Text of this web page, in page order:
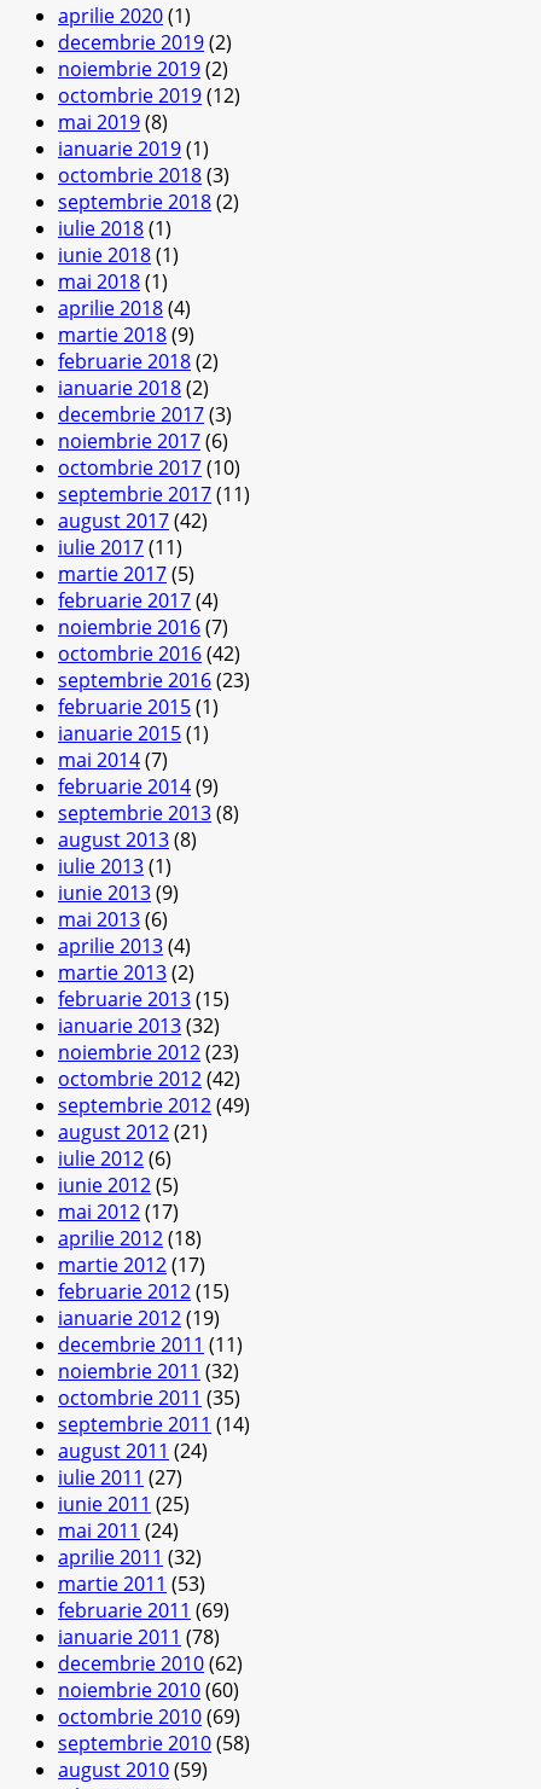
aprilie 2020(1)
decembrie 2019(2)
noiembrie 2019(2)
octombrie 2019(12)
mai 2019(8)
ianuarie 2019(1)
octombrie 2018(3)
septembrie 2018(2)
iulie 2018(1)
iunie 2018(1)
mai 2018(1)
aprilie 2018(4)
martie 2018(9)
februarie 2018(2)
ianuarie 2018(2)
decembrie 2017(3)
noiembrie 2017(6)
octombrie 2017(10)
septembrie 2017(11)
august 2017(42)
iulie 2017(11)
martie 2017(5)
februarie 2017(4)
noiembrie 2016(7)
octombrie 2016(42)
septembrie 2016(23)
februarie 2015(1)
ianuarie 2015(1)
mai 2014(7)
februarie 2014(9)
septembrie 2013(8)
august 2013(8)
iulie 2013(1)
iunie 2013(9)
mai 2013(6)
aprilie 2013(4)
martie 2013(2)
februarie 2013(15)
ianuarie 2013(32)
noiembrie 2012(23)
octombrie 2012(42)
septembrie 2012(49)
august 2012(21)
iulie 2012(6)
iunie 2012(5)
mai 2012(17)
aprilie 2012(18)
martie 2012(17)
februarie 2012(15)
ianuarie 2012(19)
decembrie 2011 (11)
noiembrie 2011 (32)
octombrie 2011 (35)
septembrie 2011 (14)
august 2011 (24)
iulie 2011 (27)
iunie 2011 (25)
mai 2011 (24)
aprilie 2011 (32)
martie 2011 (53)
februarie 2011 (69)
ianuarie 2011 (78)
decembrie 2010(62)
noiembrie 2010(60)
octombrie 2010(69)
septembrie 2010(58)
august 2010(59)